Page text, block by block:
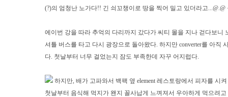
(?)의 엄청난 노가다!! 긴 쇠꼬챙이로 땅을 찍어 밀고 있더라고...@.@
에이번 강을 따라 추억의 다리까지 갔다가 씨티 몰을 지나 걷다보니
셔틀 버스를 타고 다시 광장으로 돌아왔다. 하지만 converter를 아
다. 첫날부터 너무 걸었는지 잠도 부족한데 자꾸 어지럽다.
하지만, 배가 고파와서 백팩 옆 element 레스토랑에서 피자를 시
첫날부터 음식해 먹지가 왠지 꼴사납게 느껴져서 우아하게 먹으려